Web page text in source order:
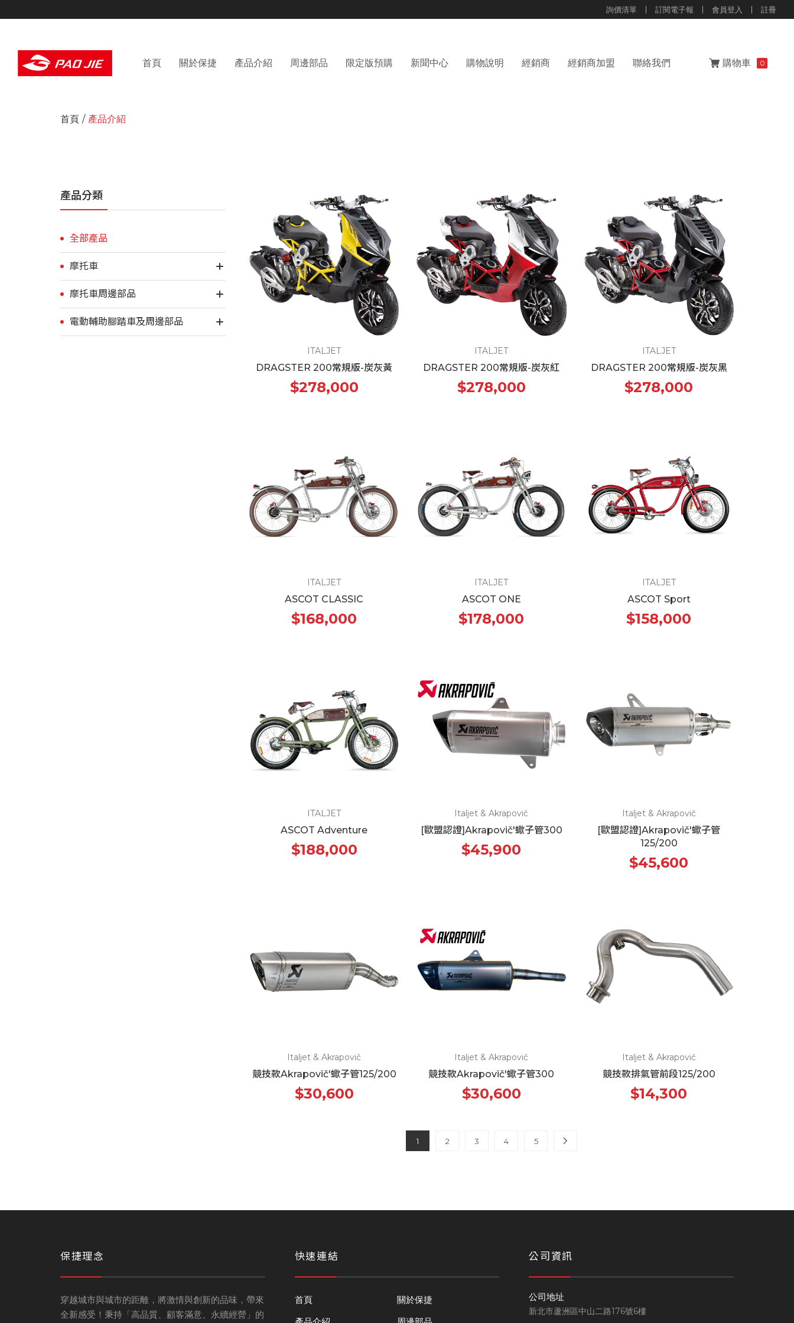
詢價清單 訂閱電子報 會員登入 註冊
首頁 關於保捷 產品介紹 周邊部品 限定版預購 新聞中心 購物說明 經銷商 經銷商加盟 聯絡我們 購物車 0
首頁 產品介紹
產品分類
全部產品
摩托車
摩托車周邊部品
電動輔助腳踏車及周邊部品
ITALJET
DRAGSTER 200常規版-炭灰黃
$278,000
ITALJET
DRAGSTER 200常規版-炭灰紅
$278,000
ITALJET
DRAGSTER 200常規版-炭灰黑
$278,000
ITALJET
ASCOT CLASSIC
$168,000
ITALJET
ASCOT ONE
$178,000
ITALJET
ASCOT Sport
$158,000
ITALJET
ASCOT Adventure
$188,000
Italjet & Akrapovič
[歐盟認證]Akrapovič'蠍子管300
$45,900
Italjet & Akrapovič
[歐盟認證]Akrapovič'蠍子管
125/200
$45,600
Italjet & Akrapovič
競技款Akrapovič'蠍子管125/200
$30,600
Italjet & Akrapovič
競技款Akrapovič'蠍子管300
$30,600
Italjet & Akrapovič
競技款排氣管前段125/200
$14,300
1 2 3 4 5
保捷理念
穿越城市與城市的距離，將激情與創新的品味，帶來
全新感受！秉持「高品質、顧客滿意、永續經營」的
快速連結
首頁
關於保捷
公司資訊
公司地址
新北市蘆洲區中山二路176號6樓